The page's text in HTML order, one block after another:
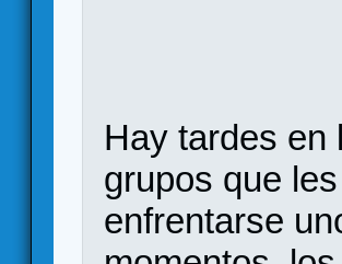
Hay tardes en
grupos que
enfrentarse